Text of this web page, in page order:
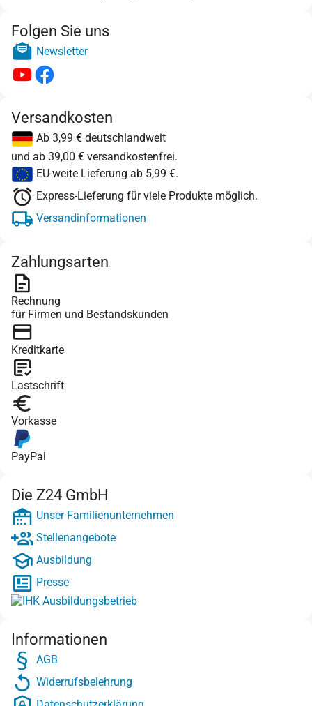
Folgen Sie uns
Newsletter
Versandkosten
Ab 3,99 € deutschlandweit
und ab 39,00 € versandkostenfrei.
EU-weite Lieferung ab 5,99 €.
Express-Lieferung für viele Produkte möglich.
Versandinformationen
Zahlungsarten
Rechnung
für Firmen und Bestandskunden
Kreditkarte
Lastschrift
Vorkasse
PayPal
Die Z24 GmbH
Unser Familienunternehmen
Stellenangebote
Ausbildung
Presse
Informationen
AGB
Widerrufsbelehrung